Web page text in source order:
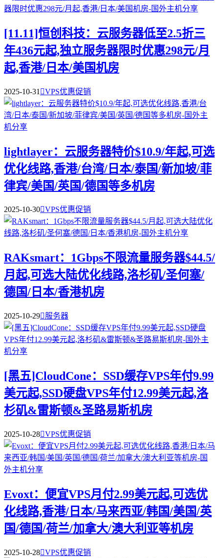
[11.11]恒创科技：云服务器低至2.5折三
年436元起,独立服务器限时优惠298元/月
起,香港/日本/美国机房
2025-10-31 VPS优惠促销
lightlayer：云服务器特价$10.9/年起,可选
优化线路,香港/台湾/日本/泰国/新加坡/菲
律宾/美国/英国/德国等多机房
2025-10-30VPS优惠促销
RAKsmart：1Gbps不限流量服务器$44.5/
月起,可选大陆优化线路,洛杉矶/圣何塞/
德国/日本/香港机房
2025-10-29服务器
[黑五]CloudCone：SSD缓存VPS年付9.99
美元起,SSD硬盘VPS年付12.99美元起,洛
杉矶&雷斯顿&圣路易斯机房
2025-10-28VPS优惠促销
Evoxt：便宜VPS月付2.99美元起,可选优
化线路,香港/日本/马来西亚/韩国/美国/英
国/德国/荷兰/加拿大/澳大利亚等机房
2025-10-28VPS优惠促销